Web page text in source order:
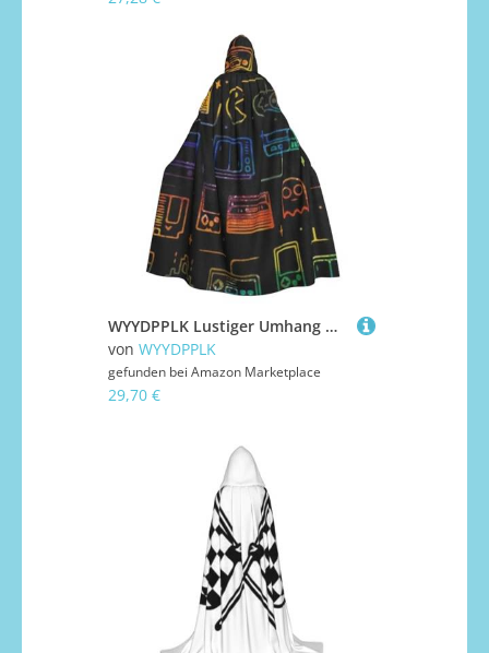
WYYDPPLK Lustiger Umhang mit Kapuze für Erwachsene, Unisex, Halloween, Weihnachten und Ostern, Cosplay-Umhang
von WYYDPPLK
gefunden bei Amazon Marketplace
29,70 €